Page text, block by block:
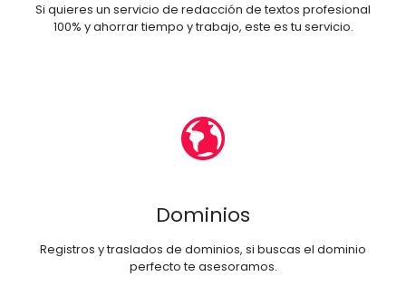
Si quieres un servicio de redacción de textos profesional
100% y ahorrar tiempo y trabajo, este es tu servicio.
Dominios
Registros y traslados de dominios, si buscas el dominio
perfecto te asesoramos.